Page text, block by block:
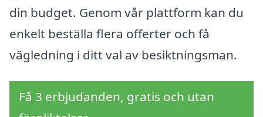
din budget. Genom vår plattform kan du
enkelt beställa flera offerter och få
vägledning i ditt val av besiktningsman.
Få 3 erbjudanden, gratis och utan